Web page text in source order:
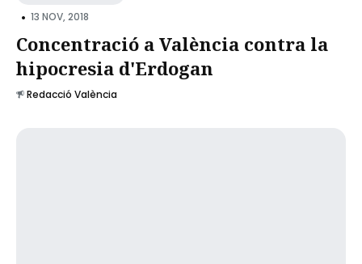
• 13 NOV, 2018
Concentració a València contra la
hipocresia d'Erdogan
Redacció València